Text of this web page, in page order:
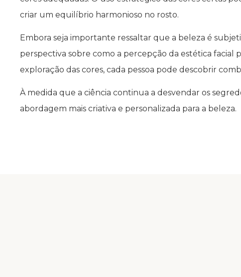
criar um equilíbrio harmonioso no rosto.
Embora seja importante ressaltar que a beleza é
perspectiva sobre como a percepção da estética facial
exploração das cores, cada pessoa pode descobrir
À medida que a ciência continua a desvendar os
abordagem mais criativa e personalizada para a beleza.